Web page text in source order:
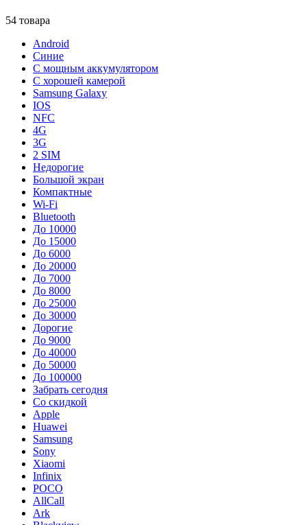
54 товара
Android
Синие
С мощным аккумулятором
С хорошей камерой
Samsung Galaxy
IOS
NFC
4G
3G
2 SIM
Недорогие
Большой экран
Компактные
Wi-Fi
Bluetooth
До 10000
До 15000
До 6000
До 20000
До 7000
До 8000
До 25000
До 30000
Дорогие
До 9000
До 40000
До 50000
До 100000
Забрать сегодня
Со скидкой
Apple
Huawei
Samsung
Sony
Xiaomi
Infinix
POCO
AllCall
Ark